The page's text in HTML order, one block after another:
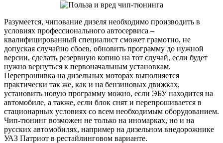
Разумеется, чипование дизеля необходимо производить в
условиях профессионального автосервиса –
квалифицированный специалист сможет грамотно, не
допуская случайно сбоев, обновить программу до нужной
версии, сделать резервную копию на тот случай, если будет
нужно вернуться к первоначальным установкам.
Перепрошивка на дизельных моторах выполняется
практически так же, как и на бензиновых движках,
установить новую программу можно, если ЭБУ находится на
автомобиле, а также, если блок снят и перепрошивается в
стационарных условиях со всем необходимым оборудованием.
Чип-тюнинг возможен не только на иномарках, но и на
русских автомобилях, например на дизельном внедорожнике
УАЗ Патриот в рестайлинговом варианте.